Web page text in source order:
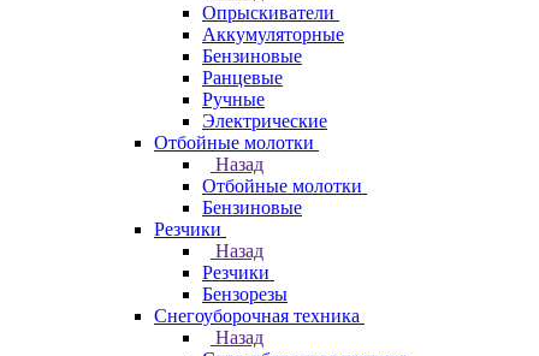
Опрыскиватели
Аккумуляторные
Бензиновые
Ранцевые
Ручные
Электрические
Отбойные молотки
Назад
Отбойные молотки
Бензиновые
Резчики
Назад
Резчики
Бензорезы
Снегоуборочная техника
Назад